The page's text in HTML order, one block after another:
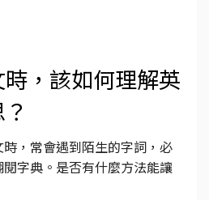
，該如何理解英
，常會遇到陌生的字詞，必
字典。是否有什麼方法能讓